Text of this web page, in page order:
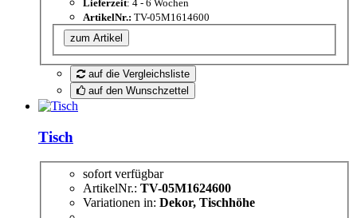
Lieferzeit: 4 - 6 Wochen
ArtikelNr.: TV-05M1614600
zum Artikel
auf die Vergleichsliste
auf den Wunschzettel
Tisch
sofort verfügbar
ArtikelNr.: TV-05M1624600
Variationen in: Dekor, Tischhöhe